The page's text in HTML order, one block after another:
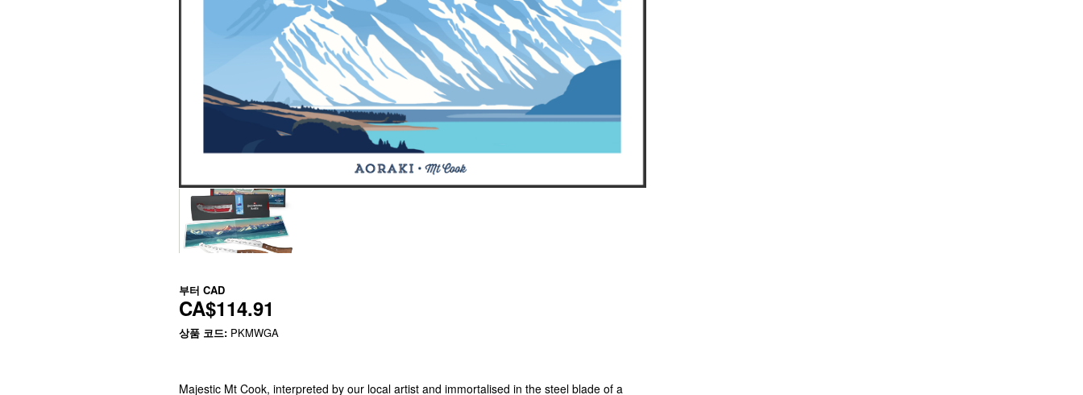
부터 CAD
CA$114.91
상품 코드: PKMWGA
Majestic Mt Cook, interpreted by our local artist and immortalised in the steel blade of a